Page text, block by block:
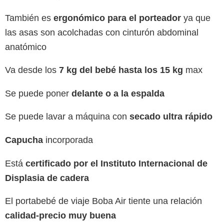
También es ergonómico para el porteador ya que
las asas son acolchadas con cinturón abdominal
anatómico
Va desde los 7 kg del bebé hasta los 15 kg max
Se puede poner delante o a la espalda
Se puede lavar a máquina con secado ultra rápido
Capucha incorporada
Está certificado por el Instituto Internacional de
Displasia de cadera
El portabebé de viaje Boba Air tiente una relación
calidad-precio muy buena